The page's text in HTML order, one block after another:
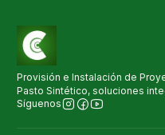
Provisión e Instalación de
Pasto Sintético, soluciones
Síguenos